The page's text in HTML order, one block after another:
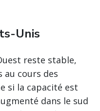
Unis
reste stable,
au cours des
si la capacité est
dans le sud